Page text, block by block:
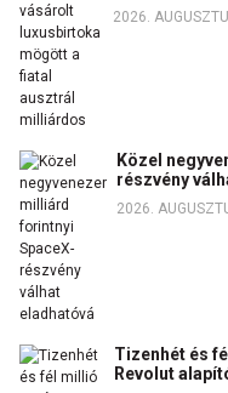
2026.
Közel
részvény
2026.
Tizenhét és
Revolut